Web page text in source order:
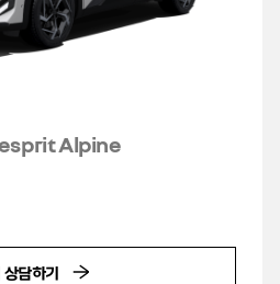
esprit Alpine
상담하기